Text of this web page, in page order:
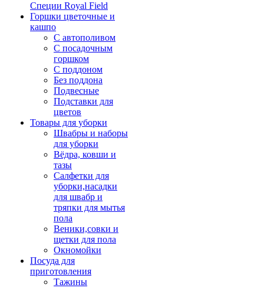
Специи Royal Field
Горшки цветочные и
кашпо
С автополивом
С посадочным
горшком
С поддоном
Без поддона
Подвесные
Подставки для
цветов
Товары для уборки
Швабры и наборы
для уборки
Вёдра, ковши и
тазы
Салфетки для
уборки,насадки
для швабр и
тряпки для мытья
пола
Веники,совки и
щетки для пола
Окномойки
Посуда для
приготовления
Тажины